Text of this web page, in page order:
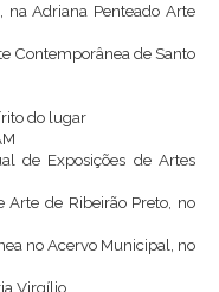
Adriana Penteado Arte
Contemporânea de Santo
do lugar
de Exposições de Artes
Arte de Ribeirão Preto, no
no Acervo Municipal, no
Virgílio